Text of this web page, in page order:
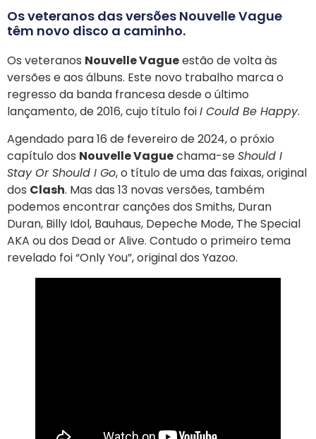
Os veteranos das versões Nouvelle Vague
têm novo disco a caminho.
Os veteranos Nouvelle Vagueestão de volta às
versões e aos álbuns. Este novo trabalho marca o
regresso da banda francesa desde o último
lançamento, de 2016, cujo título foiI Could Be Happy.
Agendado para 16 de fevereiro de 2024, o próxio
capítulo dos Nouvelle Vaguechama-seShould I
Stay Or Should I Go, o título de uma das faixas, original
dos Clash. Mas das 13 novas versões, também
podemos encontrar canções dos Smiths, Duran
Duran, Billy Idol, Bauhaus, Depeche Mode, The Special
AKA ou dos Dead or Alive. Contudo o primeiro tema
revelado foi “Only You”, original dos Yazoo.